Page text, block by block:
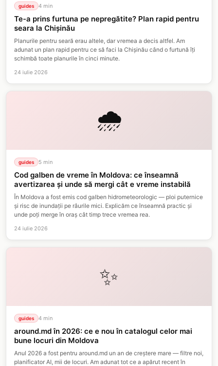
guides 4 min
Te-a prins furtuna pe nepregătite? Plan rapid pentru
seara la Chișinău
Planurile pentru seară erau altele, dar vremea a decis altfel. Am
adunat un plan rapid pentru ce să faci la Chișinău când o furtună îți
schimbă toate planurile în cinci minute.
24 iulie 2026
🌧️
guides 5 min
Cod galben de vreme în Moldova: ce înseamnă
avertizarea și unde să mergi cât e vreme instabilă
În Moldova a fost emis cod galben hidrometeorologic — ploi puternice
și risc de inundații pe râurile mici. Explicăm ce înseamnă practic și
unde poți merge în oraș cât timp trece vremea rea.
24 iulie 2026
✨
guides 4 min
around.md în 2026: ce e nou în catalogul celor mai
bune locuri din Moldova
Anul 2026 a fost pentru around.md un an de creștere mare — filtre noi,
planificator AI, mii de locuri. Am adunat tot ce a apărut recent în